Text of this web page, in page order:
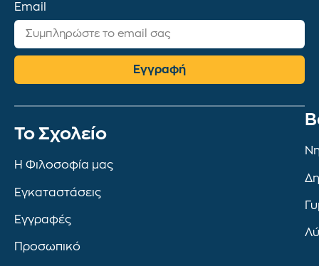
Email
Εγγραφή
To Σχολείο
Η Φιλοσοφία μας
Εγκαταστάσεις
Εγγραφές
Προσωπικό